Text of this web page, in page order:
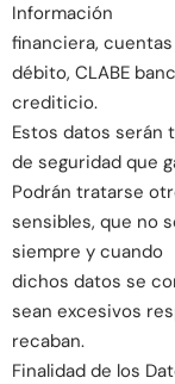
Información
financiera,
débito, CLABE
crediticio.
Estos datos serán
de seguridad que
Podrán tratarse
sensibles, que no
siempre y cuando
dichos datos se
sean excesivos
recaban.
Finalidad de los